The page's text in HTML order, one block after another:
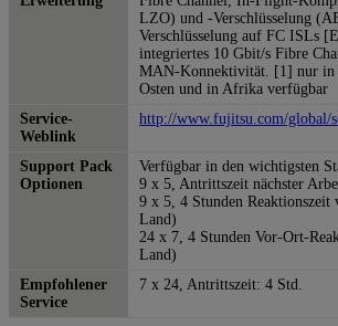
LZO) und -Verschlüsselung
Verschlüsselung auf FC ISLs
integriertes 10 Gbit/s Fibre
MAN-Konnektivität. [1] nur in
Osten und in Afrika verfügbar
Service-
Weblink
http://www.fujitsu.com/global/
Support Pack
Optionen
Verfügbar in den wichtigsten
9 x 5, Antrittszeit nächster
9 x 5, 4 Stunden Reaktionszeit
Land)
24 x 7, 4 Stunden Vor-Ort-
Land)
Empfohlener
Service
7 x 24, Antrittszeit: 4 Std.